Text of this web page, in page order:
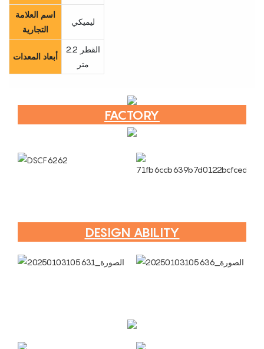
اسم العلامة
التجارية
ليميكي
أبعاد المعدات
القطر 2.2
متر
FACTORY
DESIGN ABILITY